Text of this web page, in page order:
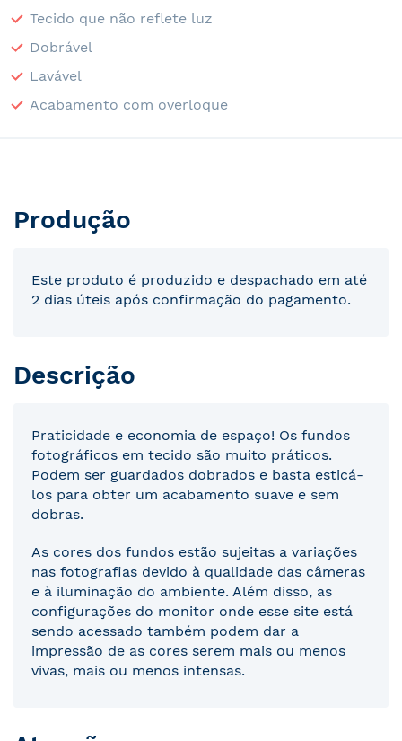
Tecido que não reflete luz
Dobrável
Lavável
Acabamento com overloque
Produção
Este produto é produzido e despachado em até
2 dias úteis após confirmação do pagamento.
Descrição
Praticidade e economia de espaço! Os fundos
fotográficos em tecido são muito práticos.
Podem ser guardados dobrados e basta esticá-
los para obter um acabamento suave e sem
dobras.
As cores dos fundos estão sujeitas a variações
nas fotografias devido à qualidade das câmeras
e à iluminação do ambiente. Além disso, as
configurações do monitor onde esse site está
sendo acessado também podem dar a
impressão de as cores serem mais ou menos
vivas, mais ou menos intensas.